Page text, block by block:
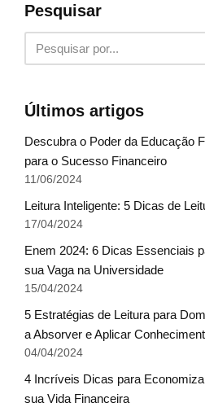
Pesquisar
Últimos artigos
Descubra o Poder da Educação
para o Sucesso Financeiro
11/06/2024
Leitura Inteligente: 5 Dicas de
17/04/2024
Enem 2024: 6 Dicas Essenciais
sua Vaga na Universidade
15/04/2024
5 Estratégias de Leitura para
a Absorver e Aplicar
04/04/2024
4 Incríveis Dicas para
sua Vida Financeira